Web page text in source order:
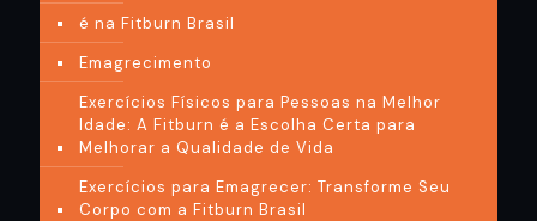
é na Fitburn Brasil
Emagrecimento
Exercícios Físicos para Pessoas na Melhor
Idade: A Fitburn é a Escolha Certa para
Melhorar a Qualidade de Vida
Exercícios para Emagrecer: Transforme Seu
Corpo com a Fitburn Brasil